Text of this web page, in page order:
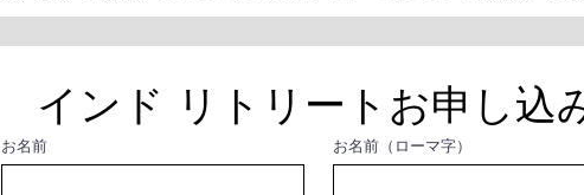
インド リトリートお申し込
お名前 お名前（ローマ字）